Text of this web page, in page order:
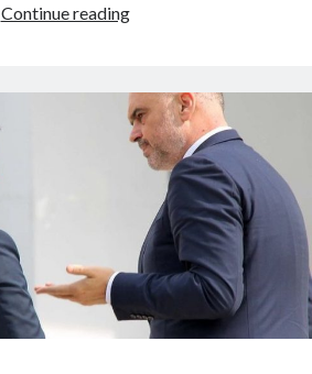
Continue readingErjola
burre,
lidhet
zyrtarisht
me
FITUESIN
Big
Brother
VIP,
detaji